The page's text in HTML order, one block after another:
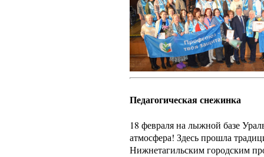
Педагогическая снежинка
18 февраля на лыжной базе
атмосфера! Здесь прошла
Нижнетагильским городским